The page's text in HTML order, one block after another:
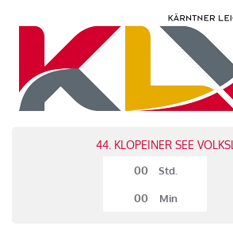
44. KLOPEINER SEE
00
Std.
00 Min